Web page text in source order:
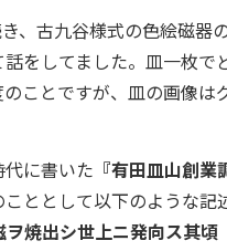
、古九谷様式の色絵磁器の
話をしてました。皿一枚
ことですが、皿の画像
に書いた 『有田皿山創業
こととして以下のような記
ヲ焼出シ世上ニ発向ス